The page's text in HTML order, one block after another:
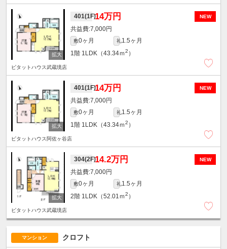
NEW
401(1F)14万円
7,000円
敷0ヶ月 礼1.5ヶ月
1階 1LDK（43.34ｍ2 ）
ピタットハウス武蔵境店
NEW
401(1F)14万円
7,000円
敷0ヶ月 礼1.5ヶ月
1階 1LDK（43.34ｍ2 ）
ピタットハウス阿佐ヶ谷店
NEW
304(2F)14.2万円
7,000円
敷0ヶ月 礼1.5ヶ月
2階 1LDK（52.01ｍ2 ）
ピタットハウス武蔵境店
マンション クロフト